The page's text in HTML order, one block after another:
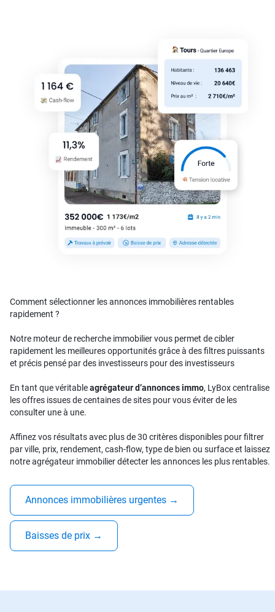
Comment sélectionner les annonces immobilières rentables
rapidement ?
Notre moteur de recherche immobilier vous permet de cibler
rapidement les meilleures opportunités grâce à des filtres puissants
et précis pensé par des investisseurs pour des investisseurs
En tant que véritableagrégateur d’annonces immo, LyBox centralise
les offres issues de centaines de sites pour vous éviter de les
consulter une à une.
Affinez vos résultats avec plus de 30 critères disponibles pour filtrer
par ville, prix, rendement, cash-flow, type de bien ou surface et laissez
notre agrégateur immobilier détecter les annonces les plus rentables.
Annonces immobilières urgentes →
Baisses de prix →